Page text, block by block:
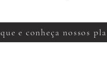
e conheça nossos